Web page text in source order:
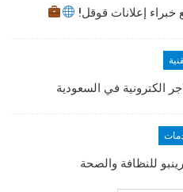
إعلانات قوقل!
الكترونية في السعودية
للنظافة والصحة